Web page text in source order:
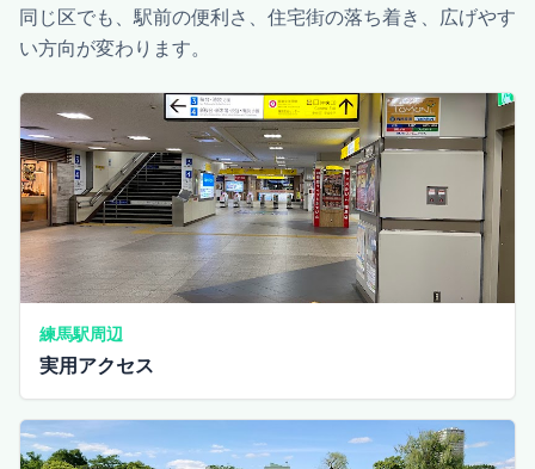
同じ区でも、駅前の便利さ、住宅街の落ち着き、広げやす
い方向が変わります。
練馬駅周辺
実用アクセス